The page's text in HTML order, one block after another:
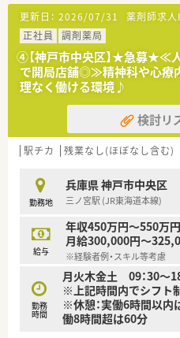
■年間休日125日、夏季休暇
しやすい勤務体系です。
■面接１回、適性検査なし
企業は面接2回以上が多い中
＼こんな会社です！／
■「化学の力で人に幸せや
めていく」を企業理念に化
て行っている会社です。
■マーケットの最新トレン
へ事業を拡大していく考えで
■本社は世界レベルの研究
都市」神戸ポートアイラン
との関連性により、機能性
な製品開発等、質の高いニ
■関西にとどまらず、東京
国へ事業を拡大しています。
更新日： 2026/07/31 薬剤師求人
正社員
調剤薬局
④【神戸市中央区】★急募★≪
で開局店舗◎≫精神科や心療
理なく働ける環境♪
検討リ
駅チカ 残業なし(ほぼなし含む)
勤務地
兵庫県 神戸市中央区
三ノ宮駅 (JR東海道本線)
給与
年収450万円～550万円
月給300,000円～
※経験者例・スキル等考慮
勤務
時間
月火木金土 09：30～
※上記時間内でシフト
※休憩：実働6時間以内
働8時間超は60分